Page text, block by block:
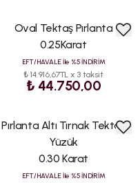
Oval Tektaş Pırlanta
0.25Karat
EFT/HAVALE İle %5 İNDİRİM
₺ 14.916,67TL x 3 taksit
₺ 44.750,00
Pırlanta Altı Tırnak Tektaş
Yüzük
0.30 Karat
EFT/HAVALE İle %5 İNDİRİM